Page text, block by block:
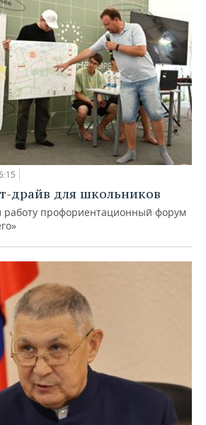
драйв для школьников
работу профориентационный форум